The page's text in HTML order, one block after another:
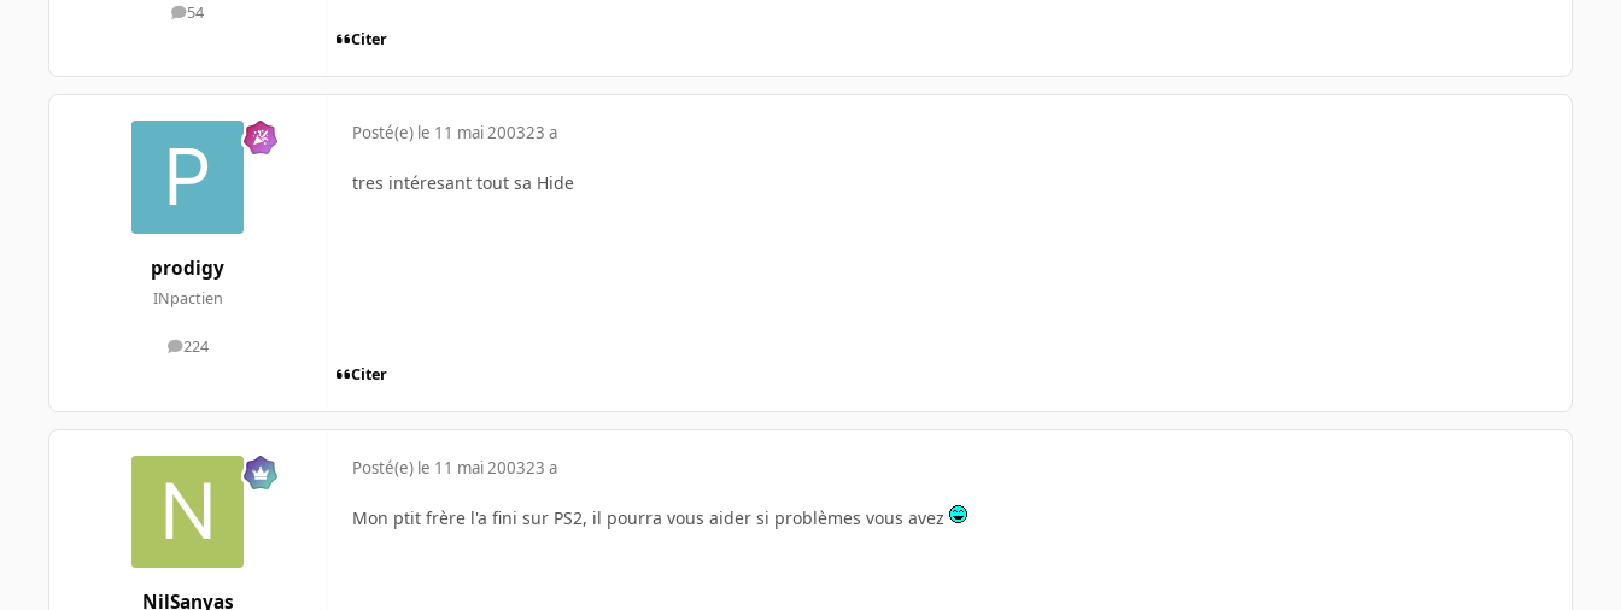
54
messages
Citer
prodigy
INpactien
224
messages
Posté(e) le 11 mai 200323 a
tres intéresant tout sa Hide
Citer
NilSanyas
Posté(e) le 11 mai 200323 a
Mon ptit frère l'a fini sur PS2, il pourra vous aider si problèmes vous avez